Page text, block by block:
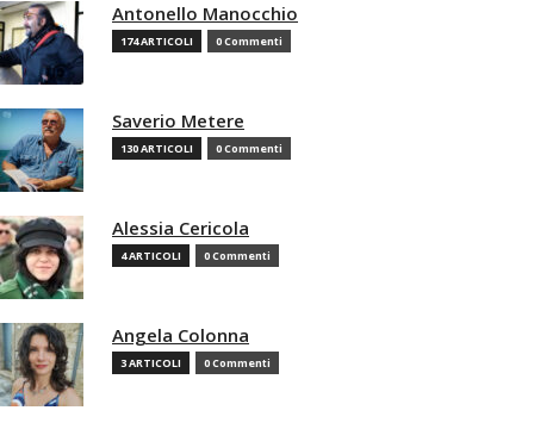
Antonello Manocchio
174 ARTICOLI 0 Commenti
Saverio Metere
130 ARTICOLI 0 Commenti
Alessia Cericola
4 ARTICOLI 0 Commenti
Angela Colonna
3 ARTICOLI 0 Commenti